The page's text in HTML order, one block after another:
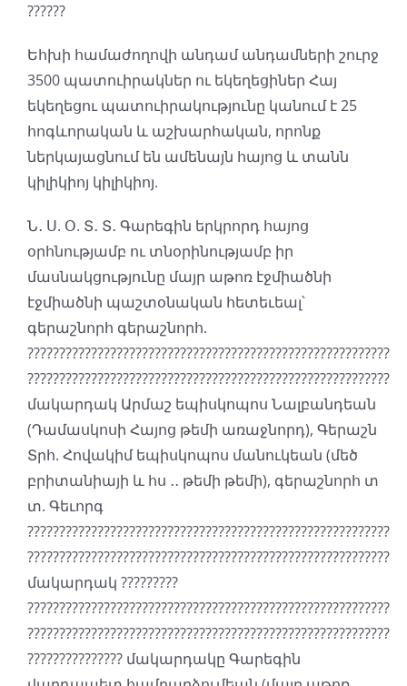
??????
Եհխի համաժողովի անդամ անդամների շուրջ
3500 պատուիրակներ ու եկեղեցիներ Հայ
եկեղեցու պատուիրակությունը կանում է 25
հոգևորական և աշխարհական, որոնք
ներկայացնում են ամենայն հայոց և տանն
կիլիկիոյ կիլիկիոյ.
Ն․ Ս. Օ. Տ․ Տ․ Գարեգին երկրորդ հայոց
օրհնությամբ ու տնօրինությամբ իր
մասնակցությունը մայր աթոռ էջմիածնի
էջմիածնի պաշտօնական հետեւեալ՝
գերաշնորհ գերաշնորհ.
?????????????????????????????????????????????????????????
?????????????????????????????????????????????????????????
մակարդակ Արմաշ եպիսկոպոս Նալբանդեան
(Դամասկոսի Հայոց թեմի առաջնորդ), Գերաշն
Տրհ. Հովակիմ եպիսկոպոս մանուկեան (մեծ
բրիտանիայի և հս ․․ թեմի թեմի), գերաշնորհ տ
տ. Գեւորգ
?????????????????????????????????????????????????????????
?????????????????????????????????????????????????????????
մակարդակ ?????????
?????????????????????????????????????????????????????????
?????????????????????????????????????????????????????????
??????????????? մակարդակը Գարեգին